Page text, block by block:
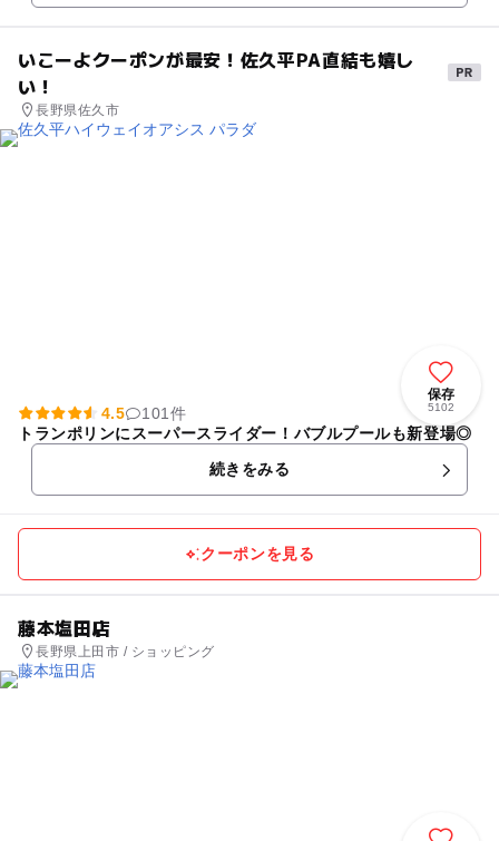
いこーよクーポンが最安！佐久平PA直結も嬉し
い！
長野県佐久市
保存
5102
4.5
101件
トランポリンにスーパースライダー！バブルプールも新登場◎
続きをみる
クーポンを見る
藤本塩田店
長野県上田市 / ショッピング